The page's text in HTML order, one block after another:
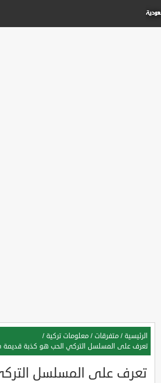
الرئيسية / متفرقات / معلومات تركية /
تعرف على المسلسل التركي الحب هو كذبة قديمة A?k Eski Bir Yalan
تعرف على المسلسل